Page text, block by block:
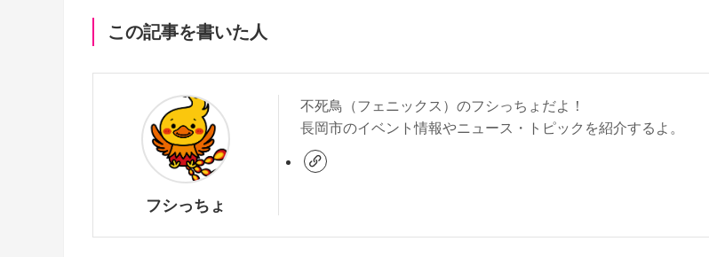
この記事を書いた人
フシっちょ
不死鳥（フェニックス）のフシっちょだよ！
長岡市のイベント情報やニュース・トピックを紹介するよ。